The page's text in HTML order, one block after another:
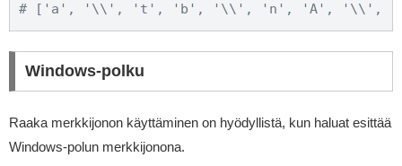
# ['a', '\\', 't', 'b', '\\', 'n', 'A', '\\',
Windows-polku
Raaka merkkijonon käyttäminen on hyödyllistä, kun haluat esittää
Windows-polun merkkijonona.